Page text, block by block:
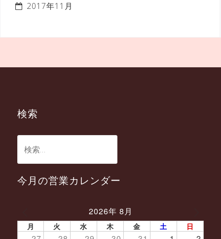
2017年11月
検索
索:
今月の営業カレンダー
2026年 8月
月 火 水 木 金 土 日